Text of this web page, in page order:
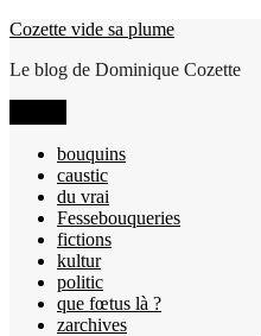
Aller
contenu
Cozette vide sa plume
Le blog de Dominique Cozette
bouquins
caustic
du vrai
Fessebouqueries
fictions
kultur
politic
que fœtus là ?
zarchives